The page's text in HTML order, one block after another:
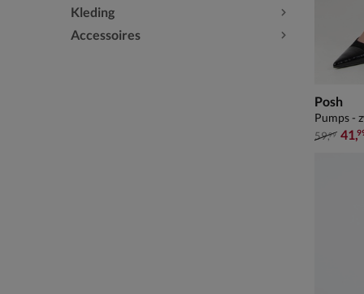
Kleding
Accessoires
Posh
Pumps -
van €
59,99 41,